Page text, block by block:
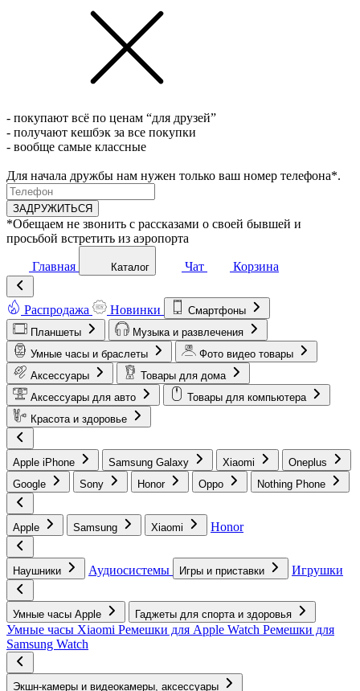
- покупают всё по ценам “для друзей”
- получают кешбэк за все покупки
- вообще самые классные
Для начала дружбы нам нужен только ваш номер телефона*.
ЗАДРУЖИТЬСЯ
*Обещаем не звонить с рассказами о своей бывшей и
просьбой встретить из аэропорта
Главная Каталог Чат Корзина
Распродажа Новинки
Смартфоны
Планшеты
Музыка и развлечения
Умные часы и браслеты
Фото видео товары
Аксессуары
Товары для дома
Аксессуары для авто
Товары для компьютера
Красота и здоровье
Apple iPhone Samsung Galaxy Xiaomi
Oneplus
Google
Sony Honor Oppo Nothing Phone
Apple Samsung Xiaomi Honor
Наушники Аудиосистемы Игры и приставки Игрушки
Умные часы Apple Гаджеты для спорта и здоровья
Умные часы Xiaomi Ремешки для Apple Watch Ремешки для
Samsung Watch
Экшн-камеры и видеокамеры, аксессуары